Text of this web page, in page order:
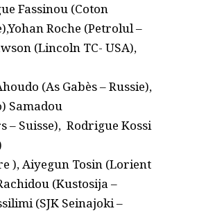
Fassinou (Coton
Roche (Petrolul –
(Lincoln TC- USA),
(As Gabès – Russie),
Samadou
– Suisse), Rodrigue Kossi
), Aiyegun Tosin (Lorient
(Kustosija –
(SJK Seinajoki –